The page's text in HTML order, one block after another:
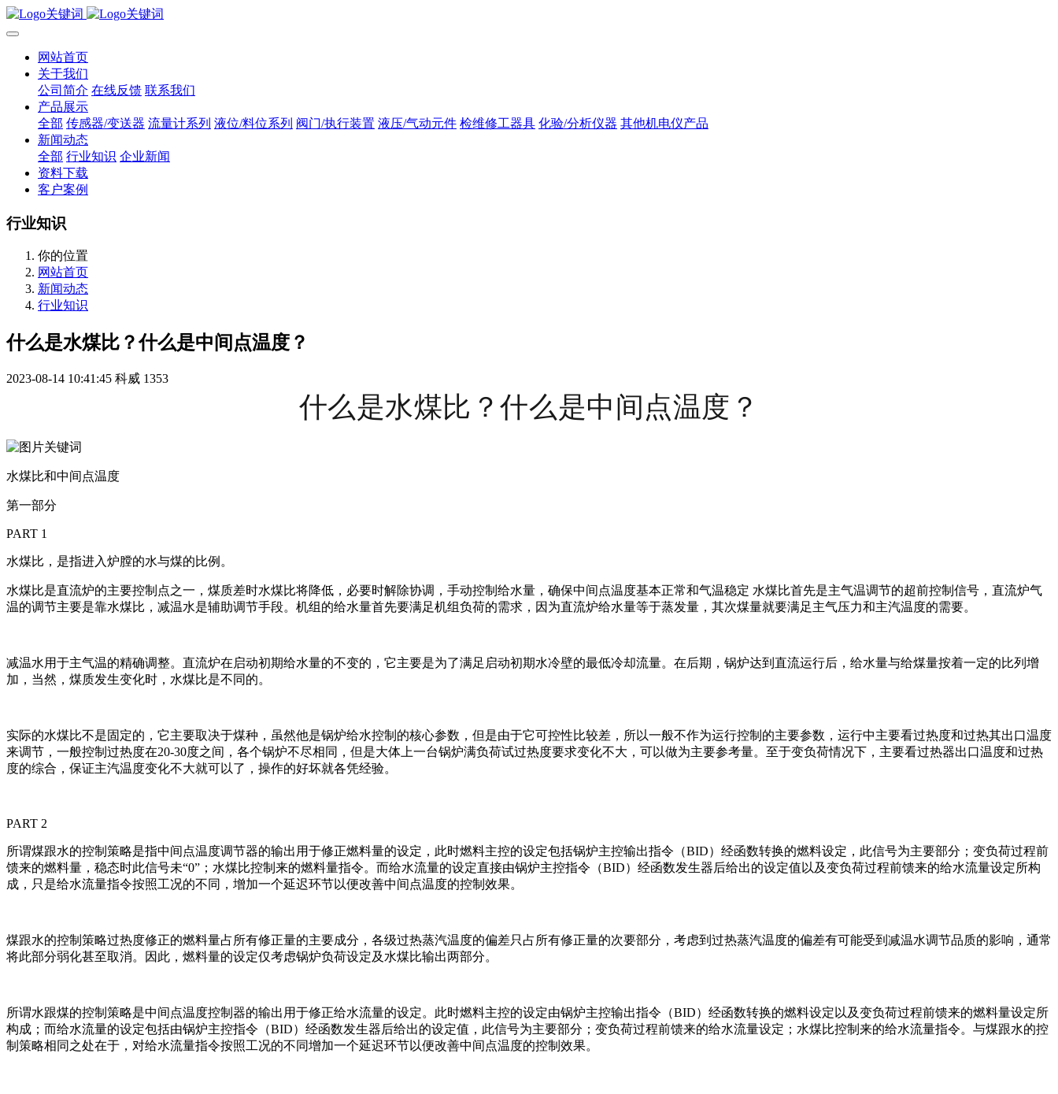
网站首页
关于我们
公司简介 在线反馈 联系我们
产品展示
全部 传感器/变送器 流量计系列 液位/料位系列 阀门/执行装置 液压/气动元件 检维修工器具 化验/分析仪器 其他机电仪产品
新闻动态
全部 行业知识 企业新闻
资料下载
客户案例
行业知识
你的位置
网站首页
新闻动态
行业知识
什么是水煤比？什么是中间点温度？
2023-08-14 10:41:45 科威 1353
什么是水煤比？什么是中间点温度？
水煤比和中间点温度
第一部分
PART 1
水煤比，是指进入炉膛的水与煤的比例。
水煤比是直流炉的主要控制点之一，煤质差时水煤比将降低，必要时解除协调，手动控制给水量，确保中间点温度基本正常和气温稳定 水煤比首先是主气温调节的超前控制信号，直流炉气
温的调节主要是靠水煤比，减温水是辅助调节手段。机组的给水量首先要满足机组负荷的需求，因为直流炉给水量等于蒸发量，其次煤量就要满足主气压力和主汽温度的需要。
减温水用于主气温的精确调整。直流炉在启动初期给水量的不变的，它主要是为了满足启动初期水冷壁的最低冷却流量。在后期，锅炉达到直流运行后，给水量与给煤量按着一定的比列增
加，当然，煤质发生变化时，水煤比是不同的。
实际的水煤比不是固定的，它主要取决于煤种，虽然他是锅炉给水控制的核心参数，但是由于它可控性比较差，所以一般不作为运行控制的主要参数，运行中主要看过热度和过热其出口温度
来调节，一般控制过热度在20-30度之间，各个锅炉不尽相同，但是大体上一台锅炉满负荷试过热度要求变化不大，可以做为主要参考量。至于变负荷情况下，主要看过热器出口温度和过热
度的综合，保证主汽温度变化不大就可以了，操作的好坏就各凭经验。
PART 2
所谓煤跟水的控制策略是指中间点温度调节器的输出用于修正燃料量的设定，此时燃料主控的设定包括锅炉主控输出指令（BID）经函数转换的燃料设定，此信号为主要部分；变负荷过程前
馈来的燃料量，稳态时此信号未“0”；水煤比控制来的燃料量指令。而给水流量的设定直接由锅炉主控指令（BID）经函数发生器后给出的设定值以及变负荷过程前馈来的给水流量设定所构
成，只是给水流量指令按照工况的不同，增加一个延迟环节以便改善中间点温度的控制效果。
煤跟水的控制策略过热度修正的燃料量占所有修正量的主要成分，各级过热蒸汽温度的偏差只占所有修正量的次要部分，考虑到过热蒸汽温度的偏差有可能受到减温水调节品质的影响，通常
将此部分弱化甚至取消。因此，燃料量的设定仅考虑锅炉负荷设定及水煤比输出两部分。
所谓水跟煤的控制策略是中间点温度控制器的输出用于修正给水流量的设定。此时燃料主控的设定由锅炉主控输出指令（BID）经函数转换的燃料设定以及变负荷过程前馈来的燃料量设定所
构成；而给水流量的设定包括由锅炉主控指令（BID）经函数发生器后给出的设定值，此信号为主要部分；变负荷过程前馈来的给水流量设定；水煤比控制来的给水流量指令。与煤跟水的控
制策略相同之处在于，对给水流量指令按照工况的不同增加一个延迟环节以便改善中间点温度的控制效果。